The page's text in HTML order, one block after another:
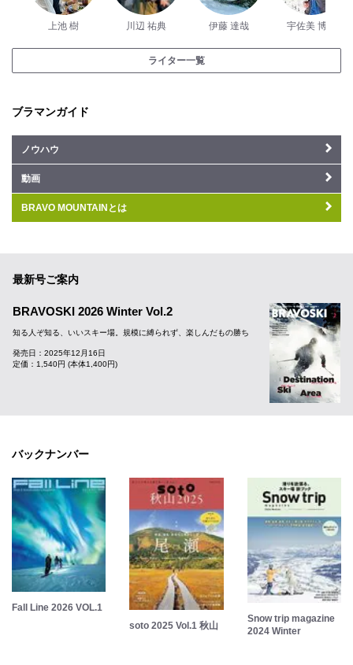
上池 樹 川辺 祐典 伊藤 達哉 宇佐美 博之
ライター一覧
ブラマンガイド
ノウハウ
動画
BRAVO MOUNTAINとは
最新号ご案内
BRAVOSKI 2026 Winter Vol.2
知る人ぞ知る、いいスキー場。規模に縛られず、楽しんだもの勝ち
発売日：2025年12月16日
定価：1,540円 (本体1,400円)
バックナンバー
Fall Line 2026 VOL.1
soto 2025 Vol.1 秋山
Snow trip magazine
2024 Winter